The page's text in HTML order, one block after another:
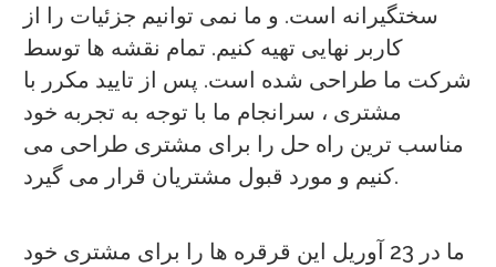
سختگیرانه است. و ما نمی توانیم جزئیات را از
کاربر نهایی تهیه کنیم. تمام نقشه ها توسط
شرکت ما طراحی شده است. پس از تایید مکرر با
مشتری ، سرانجام ما با توجه به تجربه خود
مناسب ترین راه حل را برای مشتری طراحی می
کنیم و مورد قبول مشتریان قرار می گیرد.
ما در 23 آوریل این قرقره ها را برای مشتری خود